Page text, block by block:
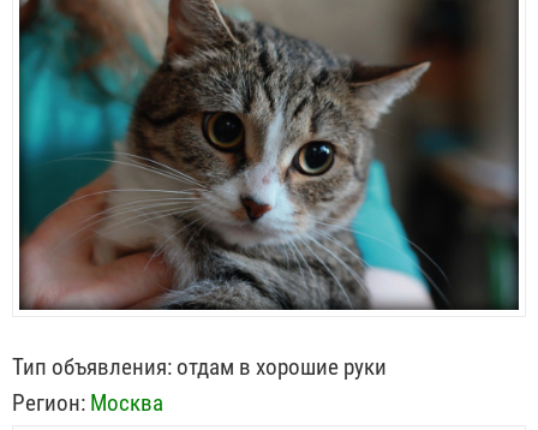
Тип объявления:отдам в хорошие руки
Регион: Москва